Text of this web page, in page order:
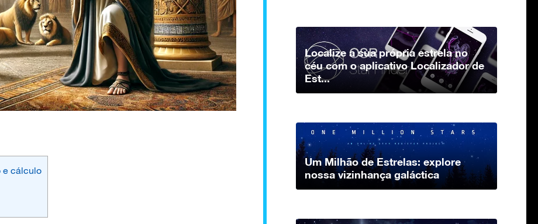
e cálculo
Localize a sua própria estrela no
céu com o aplicativo Localizador de
Est...
Um Milhão de Estrelas: explore
nossa vizinhança galáctica